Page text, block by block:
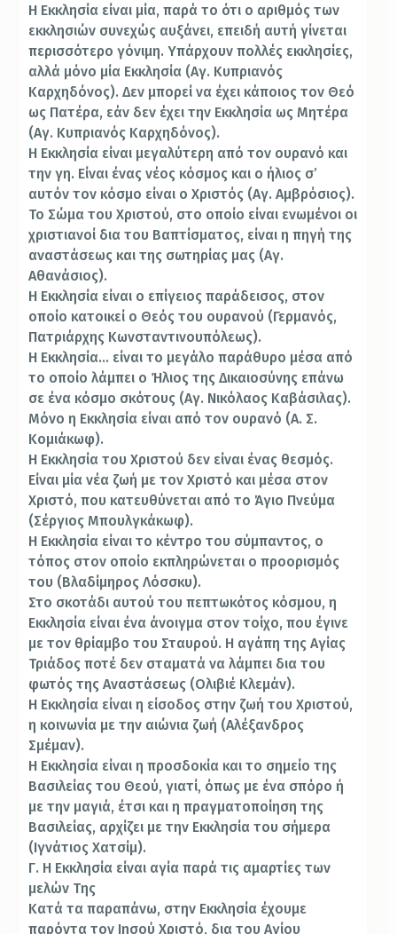
Η Εκκλησία είναι μία, παρά το ότι ο αριθμός των
εκκλησιών συνεχώς αυξάνει, επειδή αυτή γίνεται
περισσότερο γόνιμη. Υπάρχουν πολλές εκκλησίες,
αλλά μόνο μία Εκκλησία (Αγ. Κυπριανός
Καρχηδόνος). Δεν μπορεί να έχει κάποιος τον Θεό
ως Πατέρα, εάν δεν έχει την Εκκλησία ως Μητέρα
(Αγ. Κυπριανός Καρχηδόνος).
Η Εκκλησία είναι μεγαλύτερη από τον ουρανό και
την γη. Είναι ένας νέος κόσμος και ο ήλιος σ’
αυτόν τον κόσμο είναι ο Χριστός (Αγ. Αμβρόσιος).
Το Σώμα του Χριστού, στο οποίο είναι ενωμένοι οι
χριστιανοί δια του Βαπτίσματος, είναι η πηγή της
αναστάσεως και της σωτηρίας μας (Αγ.
Αθανάσιος).
Η Εκκλησία είναι ο επίγειος παράδεισος, στον
οποίο κατοικεί ο Θεός του ουρανού (Γερμανός,
Πατριάρχης Κωνσταντινουπόλεως).
Η Εκκλησία… είναι το μεγάλο παράθυρο μέσα από
το οποίο λάμπει ο Ήλιος της Δικαιοσύνης επάνω
σε ένα κόσμο σκότους (Αγ. Νικόλαος Καβάσιλας).
Μόνο η Εκκλησία είναι από τον ουρανό (Α. Σ.
Κομιάκωφ).
Η Εκκλησία του Χριστού δεν είναι ένας θεσμός.
Είναι μία νέα ζωή με τον Χριστό και μέσα στον
Χριστό, που κατευθύνεται από το Άγιο Πνεύμα
(Σέργιος Μπουλγκάκωφ).
Η Εκκλησία είναι το κέντρο του σύμπαντος, ο
τόπος στον οποίο εκπληρώνεται ο προορισμός
του (Βλαδίμηρος Λόσσκυ).
Στο σκοτάδι αυτού του πεπτωκότος κόσμου, η
Εκκλησία είναι ένα άνοιγμα στον τοίχο, που έγινε
με τον θρίαμβο του Σταυρού. Η αγάπη της Αγίας
Τριάδος ποτέ δεν σταματά να λάμπει δια του
φωτός της Αναστάσεως (Ολιβιέ Κλεμάν).
Η Εκκλησία είναι η είσοδος στην ζωή του Χριστού,
η κοινωνία με την αιώνια ζωή (Αλέξανδρος
Σμέμαν).
Η Εκκλησία είναι η προσδοκία και το σημείο της
Βασιλείας του Θεού, γιατί, όπως με ένα σπόρο ή
με την μαγιά, έτσι και η πραγματοποίηση της
Βασιλείας, αρχίζει με την Εκκλησία του σήμερα
(Ιγνάτιος Χατσίμ).
Γ. Η Εκκλησία είναι αγία παρά τις αμαρτίες των
μελών Της
Κατά τα παραπάνω, στην Εκκλησία έχουμε
παρόντα τον Ιησού Χριστό, δια του Αγίου